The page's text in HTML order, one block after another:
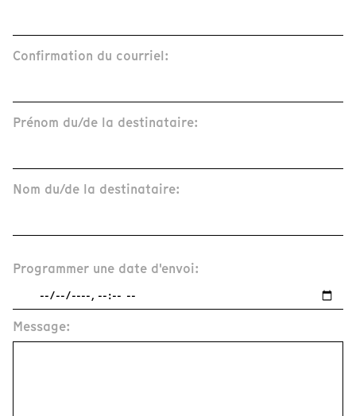
Confirmation du courriel:
Prénom du/de la destinataire:
Nom du/de la destinataire:
Programmer une date d'envoi:
Message: